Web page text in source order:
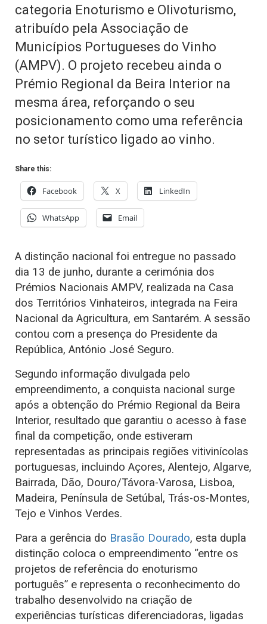
categoria Enoturismo e Olivoturismo,
atribuído pela Associação de
Municípios Portugueses do Vinho
(AMPV). O projeto recebeu ainda o
Prémio Regional da Beira Interior na
mesma área, reforçando o seu
posicionamento como uma referência
no setor turístico ligado ao vinho.
Share this:
Facebook X LinkedIn
WhatsApp Email
A distinção nacional foi entregue no passado
dia 13 de junho, durante a cerimónia dos
Prémios Nacionais AMPV, realizada na Casa
dos Territórios Vinhateiros, integrada na Feira
Nacional da Agricultura, em Santarém. A sessão
contou com a presença do Presidente da
República, António José Seguro.
Segundo informação divulgada pelo
empreendimento, a conquista nacional surge
após a obtenção do Prémio Regional da Beira
Interior, resultado que garantiu o acesso à fase
final da competição, onde estiveram
representadas as principais regiões vitivinícolas
portuguesas, incluindo Açores, Alentejo, Algarve,
Bairrada, Dão, Douro/Távora-Varosa, Lisboa,
Madeira, Península de Setúbal, Trás-os-Montes,
Tejo e Vinhos Verdes.
Para a gerência do Brasão Dourado, esta dupla
distinção coloca o empreendimento “entre os
projetos de referência do enoturismo
português” e representa o reconhecimento do
trabalho desenvolvido na criação de
experiências turísticas diferenciadoras, ligadas